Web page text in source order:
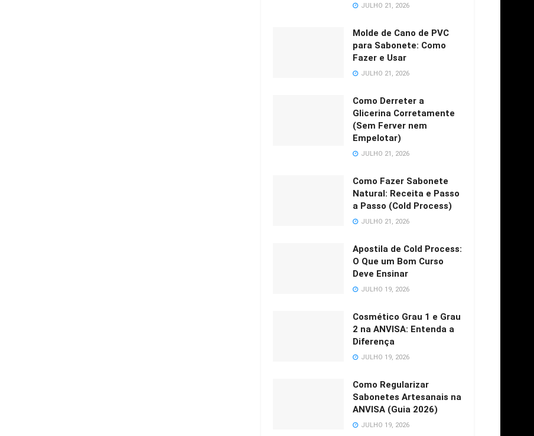
JULHO 21, 2026
Molde de Cano de PVC
para Sabonete: Como
Fazer e Usar
JULHO 21, 2026
Como Derreter a
Glicerina Corretamente
(Sem Ferver nem
Empelotar)
JULHO 21, 2026
Como Fazer Sabonete
Natural: Receita e Passo
a Passo (Cold Process)
JULHO 21, 2026
Apostila de Cold Process:
O Que um Bom Curso
Deve Ensinar
JULHO 19, 2026
Cosmético Grau 1 e Grau
2 na ANVISA: Entenda a
Diferença
JULHO 19, 2026
Como Regularizar
Sabonetes Artesanais na
ANVISA (Guia 2026)
JULHO 19, 2026